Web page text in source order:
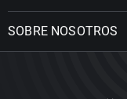
SOBRE NOSOTROS